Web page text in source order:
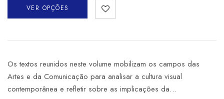
VER OPÇÕES
Os textos reunidos neste volume mobilizam os campos das
Artes e da Comunicação para analisar a cultura visual
contemporânea e refletir sobre as implicações da…